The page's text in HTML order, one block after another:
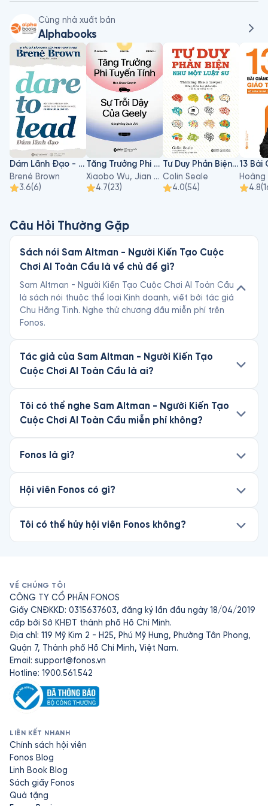
Cùng nhà xuất bản
Alphabooks
Dám Lãnh Đạo - Dare To Lead
Brené Brown
3.6(6)
Tăng Trưởng Phi Tuyến Tính - Sự Trỗi Dậy Của Geely
Xiaobo Wu, Jian Du, Sihan Li
4.7(23)
Tư Duy Phản Biện Như Một Luật Sư
Colin Seale
4.0(54)
Hoàng
4.8(
Câu Hỏi Thường Gặp
Sách nói Sam Altman - Người Kiến Tạo Cuộc
Chơi AI Toàn Cầu là về chủ đề gì?
Sam Altman - Người Kiến Tạo Cuộc Chơi AI Toàn Cầu
là sách nói thuộc thể loại Kinh doanh, viết bởi tác giả
Chu Hằng Tinh. Nghe thử chương đầu miễn phí trên
Fonos.
Tác giả của Sam Altman - Người Kiến Tạo
Cuộc Chơi AI Toàn Cầu là ai?
Tôi có thể nghe Sam Altman - Người Kiến Tạo
Cuộc Chơi AI Toàn Cầu miễn phí không?
Fonos là gì?
Hội viên Fonos có gì?
Tôi có thể hủy hội viên Fonos không?
VỀ CHÚNG TÔI
CÔNG TY CỔ PHẦN FONOS
Giấy CNĐKKD: 0315637603, đăng ký lần đầu ngày 18/04/2019
cấp bởi Sở KHĐT thành phố Hồ Chí Minh.
Địa chỉ: 119 Mỹ Kim 2 - H25, Phú Mỹ Hưng, Phường Tân Phong,
Quận 7, Thành phố Hồ Chí Minh, Việt Nam.
Email: support@fonos.vn
Hotline: 1900.561.542
LIÊN KẾT NHANH
Chính sách hội viên
Fonos Blog
Linh Book Blog
Sách giấy Fonos
Quà tặng